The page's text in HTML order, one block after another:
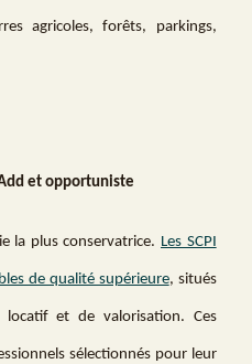
agricoles, forêts, parkings,
et opportuniste
la plus conservatrice. Les SCPI
de qualité supérieure, situés
et de valorisation. Ces
sélectionnés pour leur